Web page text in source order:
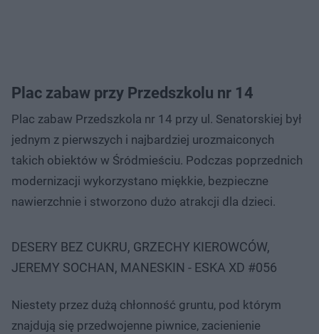
Plac zabaw przy Przedszkolu nr 14
Plac zabaw Przedszkola nr 14 przy ul. Senatorskiej był
jednym z pierwszych i najbardziej urozmaiconych
takich obiektów w Śródmieściu. Podczas poprzednich
modernizacji wykorzystano miękkie, bezpieczne
nawierzchnie i stworzono dużo atrakcji dla dzieci.
DESERY BEZ CUKRU, GRZECHY KIEROWCÓW,
JEREMY SOCHAN, MANESKIN - ESKA XD #056
Niestety przez dużą chłonność gruntu, pod którym
znajdują się przedwojenne piwnice, zacienienie